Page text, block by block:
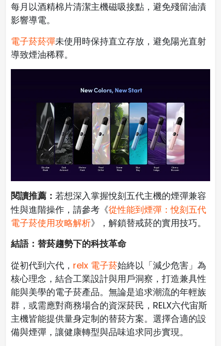
每月以酒精棉片清潔主機磁吸接點，避免殘留油漬
影響導電。
電子菸菸彈未使用時保持直立存放，避免陽光直射
導致煙油稀釋。
閱讀推薦： 若想深入掌握悅刻五代主機的煙彈兼容
性與進階操作，請參考《從性能到煙彈：悅刻五代
電子菸使用攻略解析》，解鎖替戒菸的實用技巧。
結語：替菸趨勢下的科技革命
從初代到六代， relx 電子菸始終以「減少危害」為
核心理念，結合工業設計與用戶洞察，打造兼具性
能與美學的電子菸產品。無論是追求潮流的年輕族
群，或需應對商務場合的資深菸民，RELX六代宙斯
主機皆能提供量身定制的替菸方案。選擇合適的設
備與煙彈，讓健康轉型與品味追求同步實現。